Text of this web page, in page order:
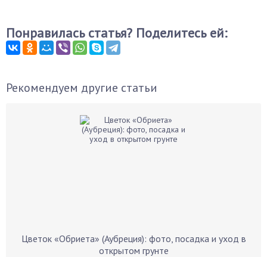
Понравилась статья? Поделитесь ей:
Рекомендуем другие статьи
Цветок «Обриета» (Аубреция): фото, посадка и уход в
открытом грунте